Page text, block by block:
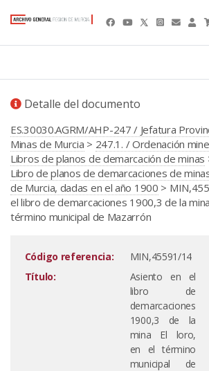
Detalle del documento
ES.30030.AGRM/AHP-247 / Jefatura
Minas de Murcia > 247.1. / Ordenación
Libros de planos de demarcación de minas
Libro de planos de demarcaciones de
de Murcia, dadas en el año 1900 >
el libro de demarcaciones 1900,3 de la
término municipal de Mazarrón
Código referencia:
MIN,45591/14
Título:
Asiento en el
libro de
demarcaciones
1900,3 de la
mina El loro,
en el término
municipal de